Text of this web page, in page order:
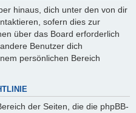
hinaus, dich unter den von dir
sofern dies zur
über das Board erforderlich
Benutzer dich
persönlichen Bereich
der Seiten, die die phpBB-